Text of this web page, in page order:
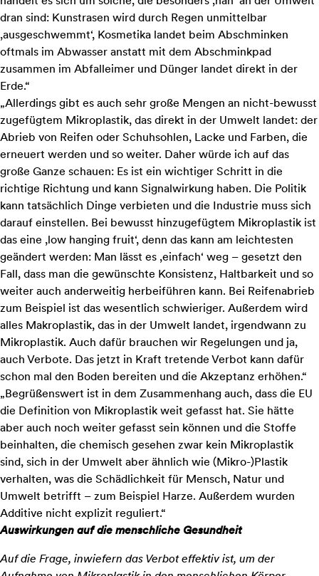
dran sind: Kunstrasen wird durch Regen unmittelbar
,ausgeschwemmt‘, Kosmetika landet beim Abschminken
oftmals im Abwasser anstatt mit dem Abschminkpad
zusammen im Abfalleimer und Dünger landet direkt in der
Erde.“
„Allerdings gibt es auch sehr große Mengen an nicht-bewusst
zugefügtem Mikroplastik, das direkt in der Umwelt landet: der
Abrieb von Reifen oder Schuhsohlen, Lacke und Farben, die
erneuert werden und so weiter. Daher würde ich auf das
große Ganze schauen: Es ist ein wichtiger Schritt in die
richtige Richtung und kann Signalwirkung haben. Die Politik
kann tatsächlich Dinge verbieten und die Industrie muss sich
darauf einstellen. Bei bewusst hinzugefügtem Mikroplastik ist
das eine ,low hanging fruit‘, denn das kann am leichtesten
geändert werden: Man lässt es ,einfach‘ weg – gesetzt den
Fall, dass man die gewünschte Konsistenz, Haltbarkeit und so
weiter auch anderweitig herbeiführen kann. Bei Reifenabrieb
zum Beispiel ist das wesentlich schwieriger. Außerdem wird
alles Makroplastik, das in der Umwelt landet, irgendwann zu
Mikroplastik. Auch dafür brauchen wir Regelungen und ja,
auch Verbote. Das jetzt in Kraft tretende Verbot kann dafür
schon mal den Boden bereiten und die Akzeptanz erhöhen.“
„Begrüßenswert ist in dem Zusammenhang auch, dass die EU
die Definition von Mikroplastik weit gefasst hat. Sie hätte
aber auch noch weiter gefasst sein können und die Stoffe
beinhalten, die chemisch gesehen zwar kein Mikroplastik
sind, sich in der Umwelt aber ähnlich wie (Mikro-)Plastik
verhalten, was die Schädlichkeit für Mensch, Natur und
Umwelt betrifft – zum Beispiel Harze. Außerdem wurden
Additive nicht explizit reguliert.“
Auswirkungen auf die menschliche Gesundheit
Auf die Frage, inwiefern das Verbot effektiv ist, um der